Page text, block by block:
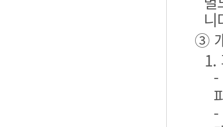
니
③
1.
-
-